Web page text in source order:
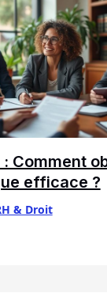
Comment
efficace ?
& Droit